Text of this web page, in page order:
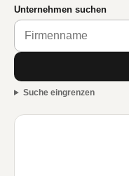
Unternehmen suchen
Suche eingrenzen